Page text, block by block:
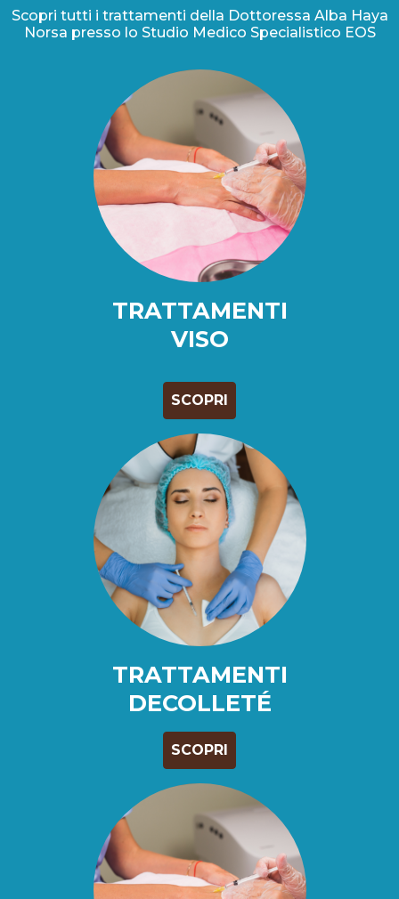
Scopri tutti i trattamenti della Dottoressa Alba Haya
Norsa presso lo Studio Medico Specialistico EOS
TRATTAMENTI
VISO
SCOPRI
TRATTAMENTI
DECOLLETÉ
SCOPRI